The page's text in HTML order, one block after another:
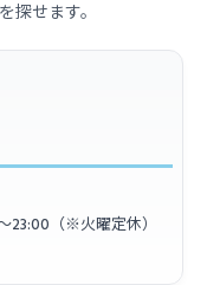
探せます。
23:00（※火曜定休）